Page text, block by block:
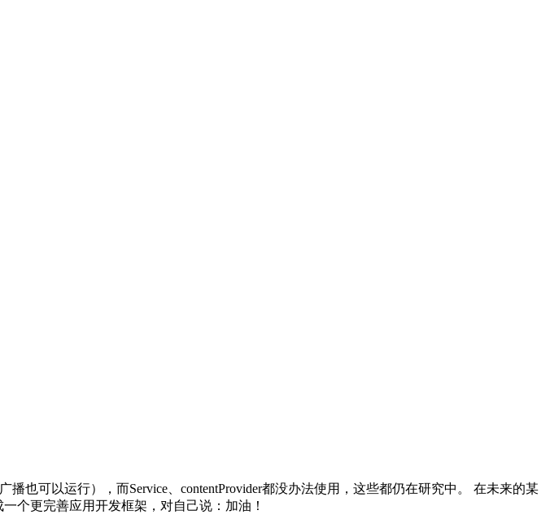
也可以运行），而Service、contentProvider都没办法使用，这些都仍在研究中。 在未来的某
个更完善应用开发框架，对自己说：加油！